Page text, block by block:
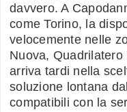
davvero. A
come Torino, la
velocemente nelle
Nuova,
arriva tardi nella
soluzione lontana
compatibili con la